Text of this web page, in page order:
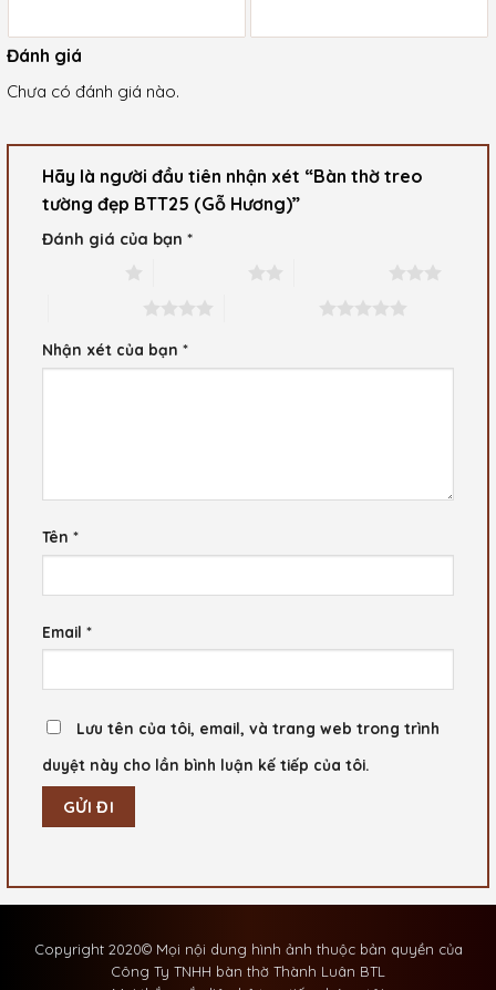
là: là:
Đánh giá
Chưa có đánh giá nào.
Hãy là người đầu tiên nhận xét “Bàn thờ treo
tường đẹp BTT25 (Gỗ Hương)”
Đánh giá của bạn *
Nhận xét của bạn *
Tên *
Email *
Lưu tên của tôi, email, và trang web trong trình
duyệt này cho lần bình luận kế tiếp của tôi.
Copyright 2020© Mọi nội dung hình ảnh thuộc bản quyền của
Công Ty TNHH bàn thờ Thành Luân BTL